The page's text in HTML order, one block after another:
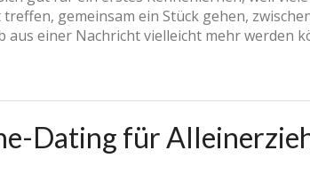
gemeinsam ein Stück gehen,
aus einer Nachricht vielleicht mehr werden
Dating für